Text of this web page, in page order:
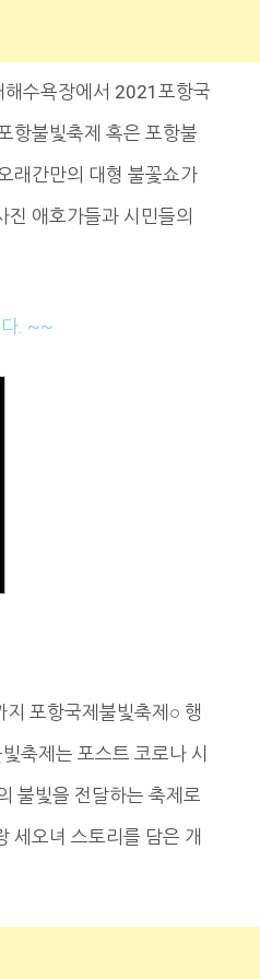
해수욕장에서 2021포항국
항불빛축제 혹은 포항불
래간만의 대형 불꽃쇼가
진 애호가들과 시민들의
. ~~
포항국제불빛축제○ 행
축제는 포스트 코로나 시
불빛을 전달하는 축제로
오녀 스토리를 담은 개